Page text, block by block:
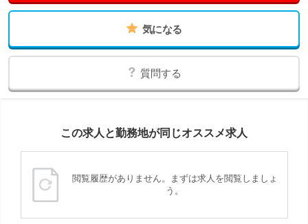
気になる
質問する
この求人と勤務地が同じオススメ求人
閲覧履歴がありません。まずは求人を閲覧しましょ
う。